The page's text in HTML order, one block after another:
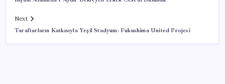
Next
Taraftarların Katkısıyla Yeşil Stadyum: Fukushima United Projesi